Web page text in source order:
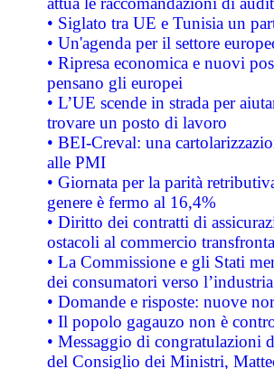
• Siglato tra UE e Tunisia un
• Un'agenda per il settore
• Ripresa economica e nuovi
pensano gli europei
• L’UE scende in strada per
trovare un posto di lavoro
• BEI-Creval: una
alle PMI
• Giornata per la parità
genere è fermo al 16,4%
• Diritto dei contratti di
ostacoli al commercio
• La Commissione e gli Stati
dei consumatori verso
• Domande e risposte: nuove
• Il popolo gagauzo non è
• Messaggio di congratulazioni
del Consiglio dei Ministri,